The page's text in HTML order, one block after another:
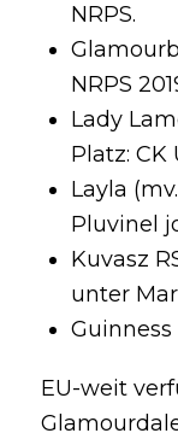
NRPS.
NRPS
Lady
Platz:
Layla
Pluvinel
Kuvasz
unter
Guinness
EU-weit